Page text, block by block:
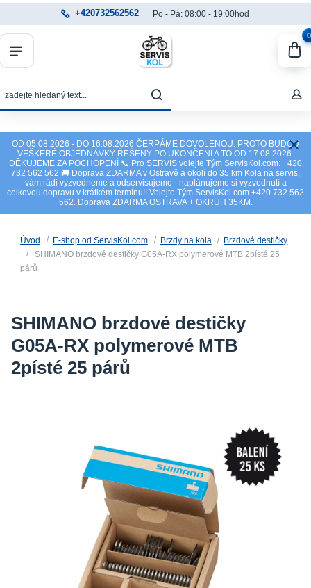
OD 05.08.2026 - DO 16.08.2026 ČERPÁME DOVOLENOU. PROTO BUDOU
VEŠKERÉ OBJEDNÁVKY ŘEŠENY PO UKONČENÍ A TO OD 17.08.2026.
DĚKUJEME ZA POCHOPENÍ 📞 Pro SERVIS volejte Tým ServisKol.com: +420
732 562 562 🚚 Doprava ZDARMA v Ostravě a okolí do 35 km Kola na servis,
vám rádi vyzvedneme a odservisujeme - naplánujeme si vyzvednutí a
celkovou dopravu v krátkém termínu!! Volejte Tým ServisKol.com +420 732 562
562. Doprava ZDARMA OSTRAVA + OKRUH 35KM.
+420732562562 Po - Pá: 08:00 - 19:00hod
0
Úvod E-shop od ServisKol.com Brzdy na kola
Brzdové destičky
SHIMANO brzdové destičky G05A-RX polymerové MTB 2písté 25
párů
SHIMANO brzdové destičky
G05A-RX polymerové MTB
2písté 25 párů